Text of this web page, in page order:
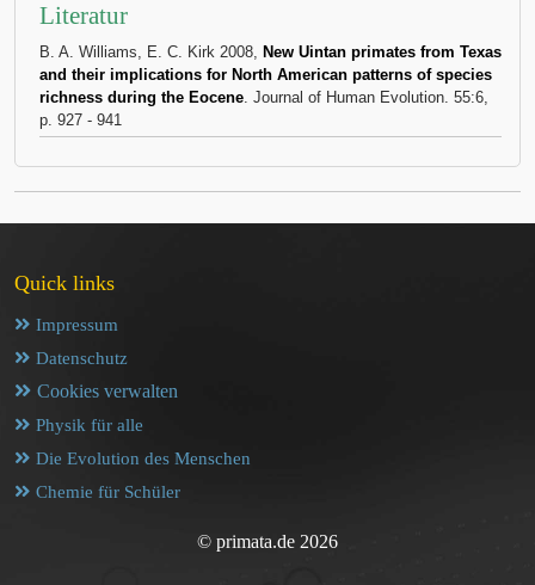
Literatur
B. A. Williams, E. C. Kirk 2008, New Uintan primates from Texas
and their implications for North American patterns of species
richness during the Eocene. Journal of Human Evolution. 55:6,
p. 927 - 941
Quick links
Impressum
Datenschutz
Cookies verwalten
Physik für alle
Die Evolution des Menschen
Chemie für Schüler
© primata.de 2026